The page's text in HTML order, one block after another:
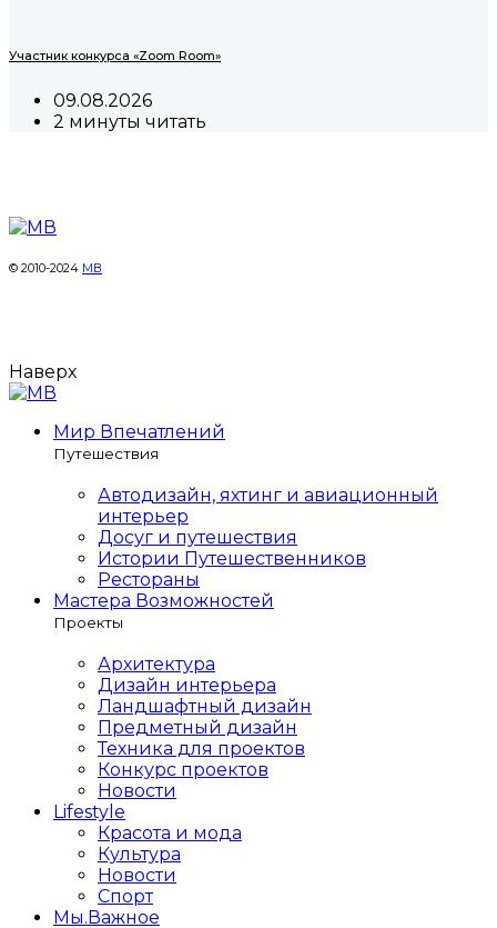
Участник конкурса «Zoom Room»
09.08.2026
2 минуты читать
© 2010-2024 МВ
Наверх
Мир Впечатлений
Путешествия
Автодизайн, яхтинг и авиационный
интерьер
Досуг и путешествия
Истории Путешественников
Рестораны
Мастера Возможностей
Проекты
Архитектура
Дизайн интерьера
Ландшафтный дизайн
Предметный дизайн
Техника для проектов
Конкурс проектов
Новости
Lifestyle
Красота и мода
Культура
Новости
Спорт
Мы.Важное